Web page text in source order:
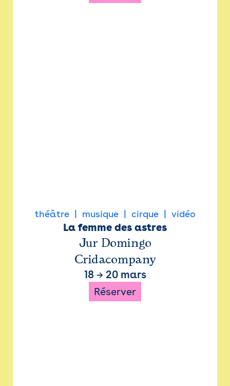
théâtre musique cirque vidéo
La femme des astres
Jur Domingo
Cridacompany
18 → 20 mars
Réserver